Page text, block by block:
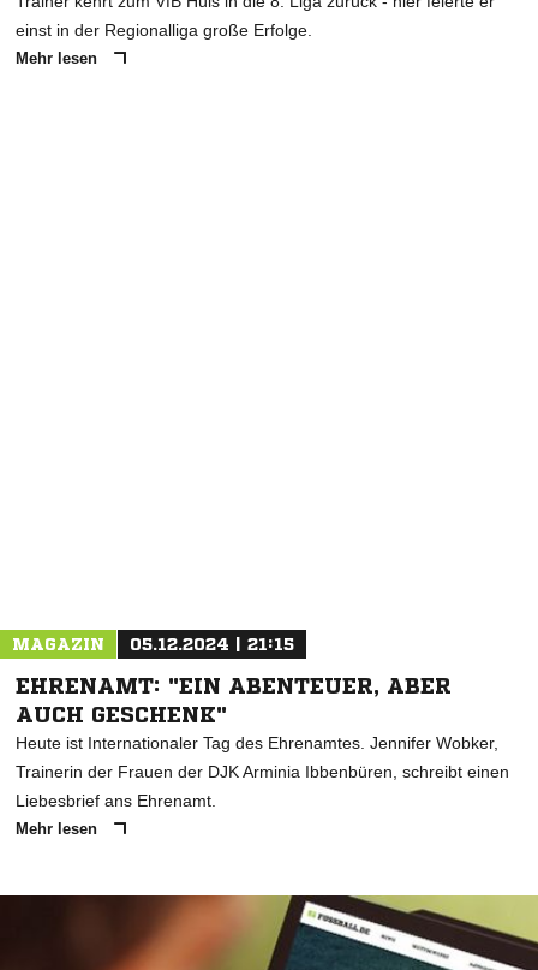
einst in der Regionalliga große Erfolge.
Mehr lesen
MAGAZIN 05.12.2024 | 21:15
EHRENAMT: "EIN ABENTEUER, ABER
AUCH GESCHENK"
Heute ist Internationaler Tag des Ehrenamtes. Jennifer Wobker,
Trainerin der Frauen der DJK Arminia Ibbenbüren, schreibt einen
Liebesbrief ans Ehrenamt.
Mehr lesen